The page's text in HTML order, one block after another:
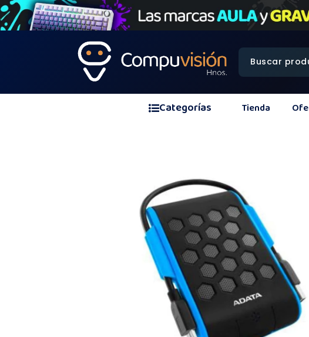
Categorías Tienda